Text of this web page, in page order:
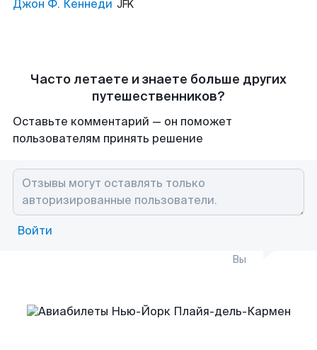
Джон Ф. Кеннеди JFK
Часто летаете и знаете больше других
путешественников?
Оставьте комментарий — он поможет
пользователям принять решение
Войти
Вы